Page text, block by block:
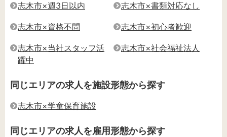
志木市×週3日以内 志木市×書類対応なし
志木市×資格不問 志木市×初心者歓迎
志木市×当社スタッフ活
躍中
志木市×社会福祉法人
同じエリアの求人を施設形態から探す
志木市×学童保育施設
同じエリアの求人を雇用形態から探す